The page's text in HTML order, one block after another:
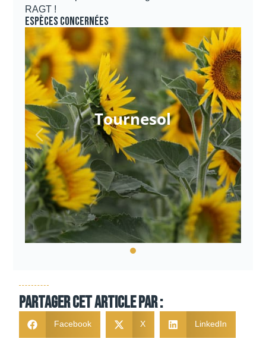
RAGT !
Espèces concernées
Tournesol
Partager cet article par :
Facebook X LinkedIn